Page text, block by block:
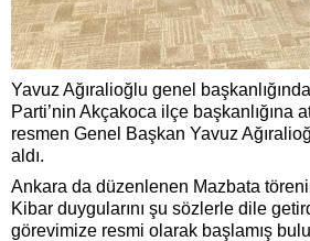
Yavuz Ağıralioğlu genel
Parti’nin Akçakoca ilçe başkanlığına
resmen Genel Başkan Yavuz
aldı.
Ankara da düzenlenen Mazbata
Kibar duygularını şu sözlerle dile
görevimize resmi olarak başlamış